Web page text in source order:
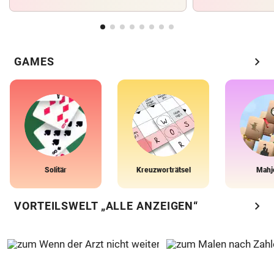
GAMES chevron_right
Solitär Kreuzworträtsel
VORTEILSWELT „ALLE ANZEIGEN“ chevron_right